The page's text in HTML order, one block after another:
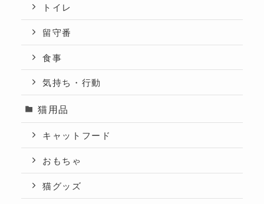
トイレ
留守番
食事
気持ち・行動
猫用品
キャットフード
おもちゃ
猫グッズ